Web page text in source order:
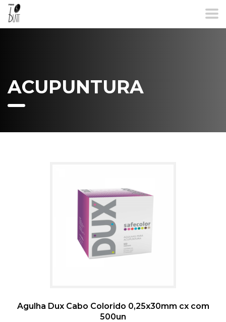
ACUPUNTURA
Agulha Dux Cabo Colorido 0,25x30mm cx com
500un